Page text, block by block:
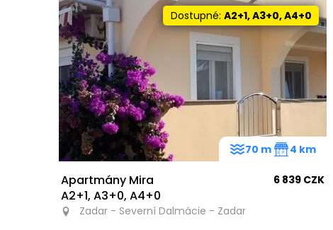
Dostupné:A2+1, A3+0, A4+0
Apartmány Mira
A2+1, A3+0, A4+0
6 839 CZK
Zadar - Severní Dalmácie - Zadar
70 m 4 km